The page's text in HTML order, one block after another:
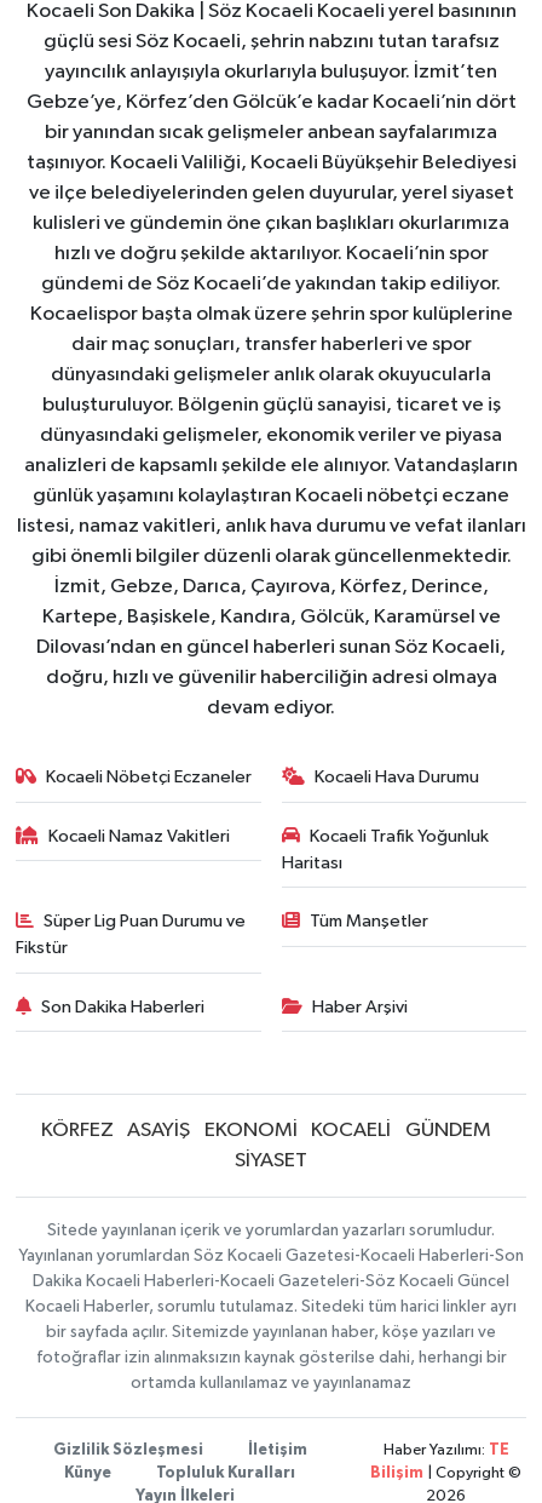
Kocaeli Son Dakika | Söz Kocaeli Kocaeli yerel basınının
güçlü sesi Söz Kocaeli, şehrin nabzını tutan tarafsız
yayıncılık anlayışıyla okurlarıyla buluşuyor. İzmit’ten
Gebze’ye, Körfez’den Gölcük’e kadar Kocaeli’nin dört
bir yanından sıcak gelişmeler anbean sayfalarımıza
taşınıyor. Kocaeli Valiliği, Kocaeli Büyükşehir Belediyesi
ve ilçe belediyelerinden gelen duyurular, yerel siyaset
kulisleri ve gündemin öne çıkan başlıkları okurlarımıza
hızlı ve doğru şekilde aktarılıyor. Kocaeli’nin spor
gündemi de Söz Kocaeli’de yakından takip ediliyor.
Kocaelispor başta olmak üzere şehrin spor kulüplerine
dair maç sonuçları, transfer haberleri ve spor
dünyasındaki gelişmeler anlık olarak okuyucularla
buluşturuluyor. Bölgenin güçlü sanayisi, ticaret ve iş
dünyasındaki gelişmeler, ekonomik veriler ve piyasa
analizleri de kapsamlı şekilde ele alınıyor. Vatandaşların
günlük yaşamını kolaylaştıran Kocaeli nöbetçi eczane
listesi, namaz vakitleri, anlık hava durumu ve vefat ilanları
gibi önemli bilgiler düzenli olarak güncellenmektedir.
İzmit, Gebze, Darıca, Çayırova, Körfez, Derince,
Kartepe, Başiskele, Kandıra, Gölcük, Karamürsel ve
Dilovası’ndan en güncel haberleri sunan Söz Kocaeli,
doğru, hızlı ve güvenilir haberciliğin adresi olmaya
devam ediyor.
Kocaeli Nöbetçi Eczaneler Kocaeli Hava Durumu
Kocaeli Namaz Vakitleri
Kocaeli Trafik Yoğunluk
Haritası
Süper Lig Puan Durumu ve
Fikstür
Tüm Manşetler
Son Dakika Haberleri Haber Arşivi
KÖRFEZ ASAYİŞ EKONOMİ KOCAELİ
GÜNDEM
SİYASET
Sitede yayınlanan içerik ve yorumlardan yazarları sorumludur.
Yayınlanan yorumlardan Söz Kocaeli Gazetesi-Kocaeli Haberleri-Son
Dakika Kocaeli Haberleri-Kocaeli Gazeteleri-Söz Kocaeli Güncel
Kocaeli Haberler, sorumlu tutulamaz. Sitedeki tüm harici linkler ayrı
bir sayfada açılır. Sitemizde yayınlanan haber, köşe yazıları ve
fotoğraflar izin alınmaksızın kaynak gösterilse dahi, herhangi bir
ortamda kullanılamaz ve yayınlanamaz
Gizlilik Sözleşmesi
İletişim
Künye
Topluluk Kuralları
Yayın İlkeleri
Haber Yazılımı: TE
Bilişim | Copyright ©
2026